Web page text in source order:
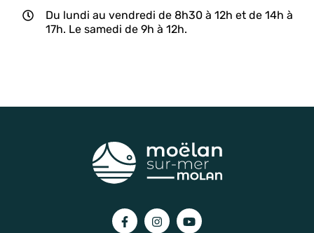
Du lundi au vendredi de 8h30 à 12h et de 14h à
17h. Le samedi de 9h à 12h.
Lien vers le compte Facebook
Lien vers le compte Instagram
Lien vers la chaîne